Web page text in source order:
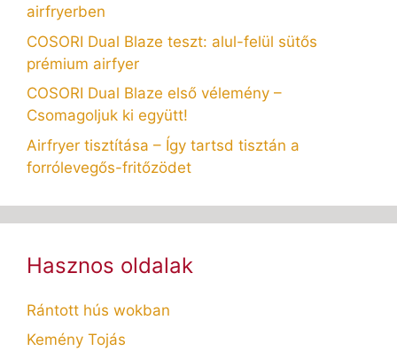
airfryerben
COSORI Dual Blaze teszt: alul-felül sütős
prémium airfyer
COSORI Dual Blaze első vélemény –
Csomagoljuk ki együtt!
Airfryer tisztítása – Így tartsd tisztán a
forrólevegős-fritőzödet
Hasznos oldalak
Rántott hús wokban
Kemény Tojás